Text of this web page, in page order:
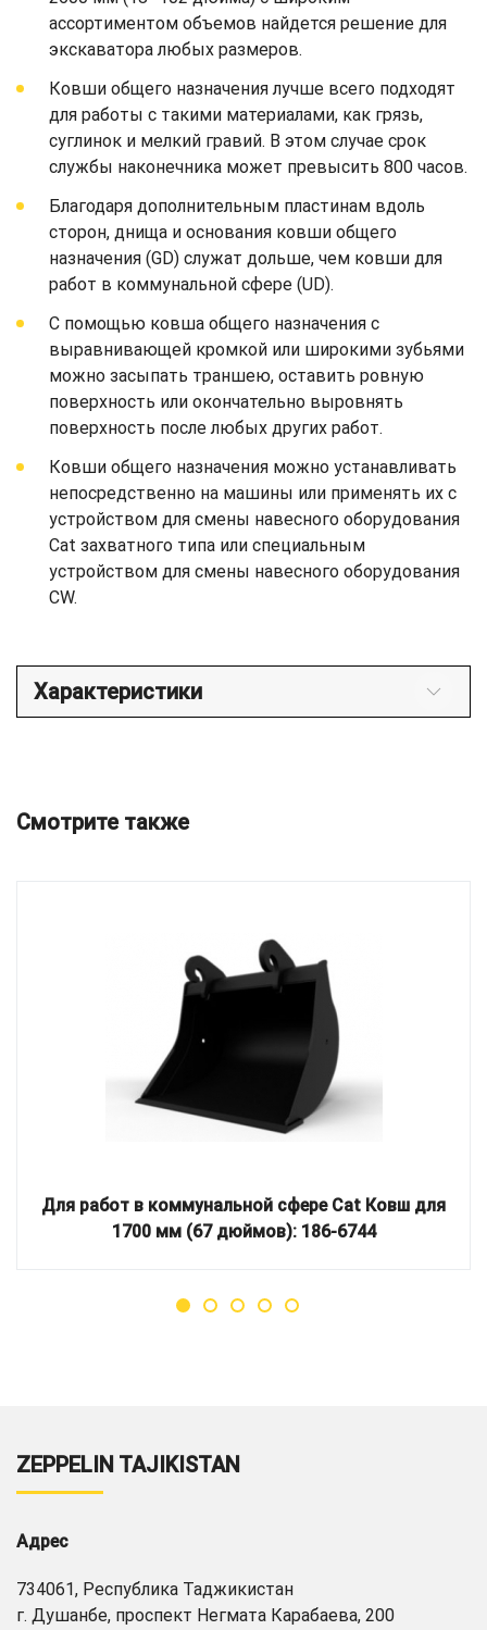
ассортиментом объемов найдется решение для
экскаватора любых размеров.
Ковши общего назначения лучше всего подходят
для работы с такими материалами, как грязь,
суглинок и мелкий гравий. В этом случае срок
службы наконечника может превысить 800 часов.
Благодаря дополнительным пластинам вдоль
сторон, днища и основания ковши общего
назначения (GD) служат дольше, чем ковши для
работ в коммунальной сфере (UD).
С помощью ковша общего назначения с
выравнивающей кромкой или широкими зубьями
можно засыпать траншею, оставить ровную
поверхность или окончательно выровнять
поверхность после любых других работ.
Ковши общего назначения можно устанавливать
непосредственно на машины или применять их с
устройством для смены навесного оборудования
Cat захватного типа или специальным
устройством для смены навесного оборудования
CW.
Характеристики
Смотрите также
Для работ в коммунальной сфере Cat Ковш для
1700 мм (67 дюймов): 186-6744
ZEPPELIN TAJIKISTAN
Адрес
734061, Республика Таджикистан
г. Душанбе, проспект Негмата Карабаева, 200